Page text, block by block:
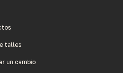
talles
un cambio